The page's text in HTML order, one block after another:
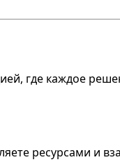
где каждое
ресурсами и